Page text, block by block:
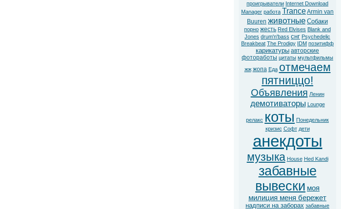
проигрыватели Internet Download
Manager работа TranceArmin van
Buuren животные Собаки
порно жесть Red Elvises Blank and
Jones drum'n'bass снг Psychedelic
Breakbeat The Prodigy IDM позитифф
карикатуры авторские
фотоработы цитаты мультфильмы
жж жопа Еда отмечаем
пятниццо!
Объявления Ленин
демотиваторы Lounge
релакс коты Понедельник
кризис Софт дети
анекдоты
музыка House Hed Kandi
забавные
вывески моя
милиция меня бережет
надписи на заборах забавные